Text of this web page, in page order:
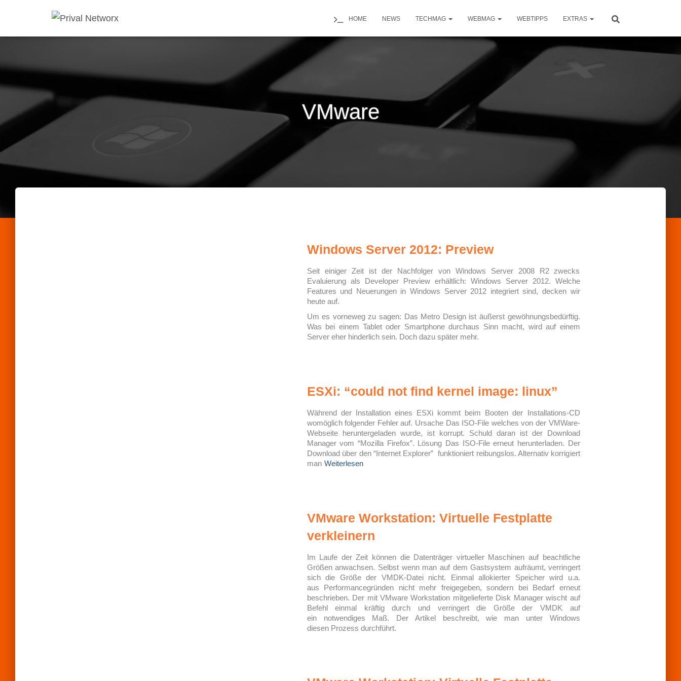
HOME NEWS TECHMAG WEBMAG WEBTIPPS EXTRAS
VMware
Windows Server 2012: Preview
Seit einiger Zeit ist der Nachfolger von Windows Server 2008 R2 zwecks
Evaluierung als Developer Preview erhältlich: Windows Server 2012. Welche
Features und Neuerungen in Windows Server 2012 integriert sind, decken wir
heute auf.
Um es vorneweg zu sagen: Das Metro Design ist äußerst gewöhnungsbedürftig.
Was bei einem Tablet oder Smartphone durchaus Sinn macht, wird auf einem
Server eher hinderlich sein. Doch dazu später mehr.
ESXi: “could not find kernel image: linux”
Während der Installation eines ESXi kommt beim Booten der Installations-CD
womöglich folgender Fehler auf. Ursache Das ISO-File welches von der VMWare-
Webseite heruntergeladen wurde, ist korrupt. Schuld daran ist der Download
Manager vom “Mozilla Firefox”. Lösung Das ISO-File erneut herunterladen. Der
Download über den “Internet Explorer” funktioniert reibungslos. Alternativ korrigiert
man Weiterlesen
VMware Workstation: Virtuelle Festplatte
verkleinern
Im Laufe der Zeit können die Datenträger virtueller Maschinen auf beachtliche
Größen anwachsen. Selbst wenn man auf dem Gastsystem aufräumt, verringert
sich die Größe der VMDK-Datei nicht. Einmal allokierter Speicher wird u.a.
aus Performancegründen nicht mehr freigegeben, sondern bei Bedarf erneut
beschrieben. Der mit VMware Workstation mitgelieferte Disk Manager wischt auf
Befehl einmal kräftig durch und verringert die Größe der VMDK auf
ein notwendiges Maß. Der Artikel beschreibt, wie man unter Windows
diesen Prozess durchführt.